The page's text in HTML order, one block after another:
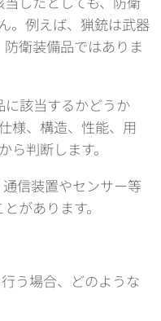
。例えば、猟銃は武器
衛装備品ではありま
に該当するかどうか
様、構造、性能、用
判断します。
信装置やセンサー等
があります。
う場合、どのような